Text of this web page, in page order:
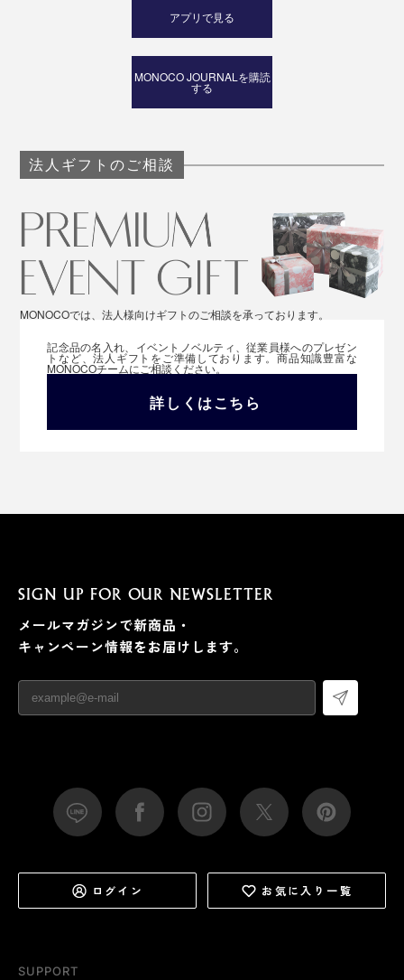
アプリで見る
MONOCO JOURNALを購読
する
法人ギフトのご相談
MONOCOでは、法人様向けギフトのご相談を承っております。
記念品の名入れ、イベントノベルティ、従業員様へのプレゼン
トなど、法人ギフトをご準備しております。商品知識豊富な
MONOCOチームにご相談ください。
詳しくはこちら
SUPPORT
SIGN UP FOR OUR NEWSLETTER
メールマガジンで新商品・
キャンペーン情報をお届けします。
ログイン お気に入り一覧